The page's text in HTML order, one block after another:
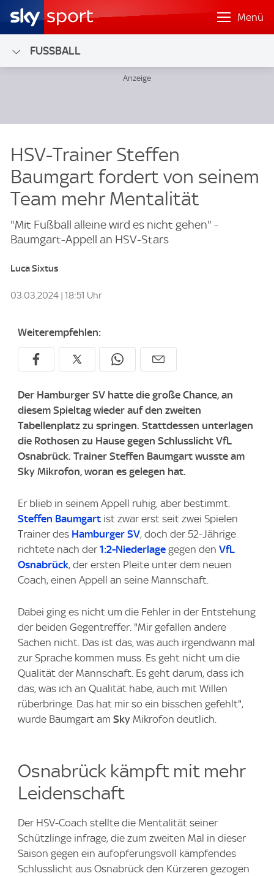
Menü
FUSSBALL
HSV-Trainer Steffen
Baumgart fordert von seinem
Team mehr Mentalität
"Mit Fußball alleine wird es nicht gehen" -
Baumgart-Appell an HSV-Stars
Luca Sixtus
03.03.2024 | 18:51 Uhr
Weiterempfehlen:
Der Hamburger SV hatte die große Chance, an
diesem Spieltag wieder auf den zweiten
Tabellenplatz zu springen. Stattdessen unterlagen
die Rothosen zu Hause gegen Schlusslicht VfL
Osnabrück. Trainer Steffen Baumgart wusste am
Sky Mikrofon, woran es gelegen hat.
Er blieb in seinem Appell ruhig, aber bestimmt.
Steffen Baumgart ist zwar erst seit zwei Spielen
Trainer des Hamburger SV, doch der 52-Jährige
richtete nach der 1:2-Niederlage gegen den VfL
Osnabrück, der ersten Pleite unter dem neuen
Coach, einen Appell an seine Mannschaft.
Dabei ging es nicht um die Fehler in der Entstehung
der beiden Gegentreffer. "Mir gefallen andere
Sachen nicht. Das ist das, was auch irgendwann mal
zur Sprache kommen muss. Es geht nicht um die
Qualität der Mannschaft. Es geht darum, dass ich
das, was ich an Qualität habe, auch mit Willen
rüberbringe. Das hat mir so ein bisschen gefehlt",
wurde Baumgart am Sky Mikrofon deutlich.
Osnabrück kämpft mit mehr
Leidenschaft
Der HSV-Coach stellte die Mentalität seiner
Schützlinge infrage, die zum zweiten Mal in dieser
Saison gegen ein aufopferungsvoll kämpfendes
Schlusslicht aus Osnabrück den Kürzeren gezogen